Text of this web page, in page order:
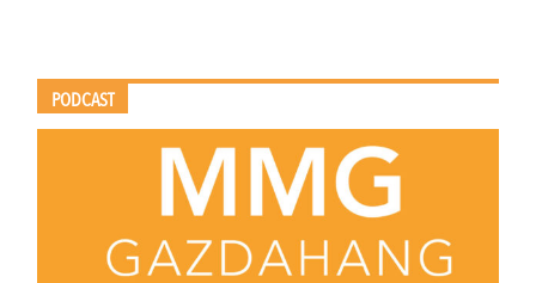
PODCAST